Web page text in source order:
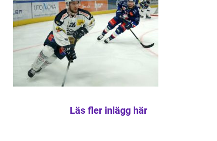
Läs fler inlägg här